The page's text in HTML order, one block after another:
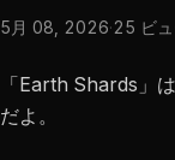
5月 08, 2026·25 ビ
「Earth Shards」
だよ。